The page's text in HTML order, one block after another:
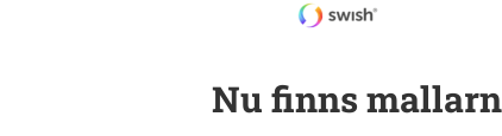
Nu finns